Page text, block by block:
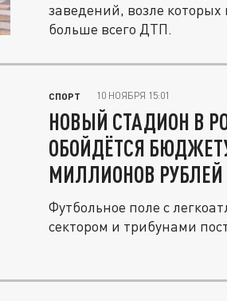
заведений, возле которых
больше всего ДТП.
СПОРТ 10 НОЯБРЯ 15:01
НОВЫЙ СТАДИОН В
ОБОЙДЁТСЯ
МИЛЛИОНОВ РУБЛЕЙ
Футбольное поле с
сектором и трибунами